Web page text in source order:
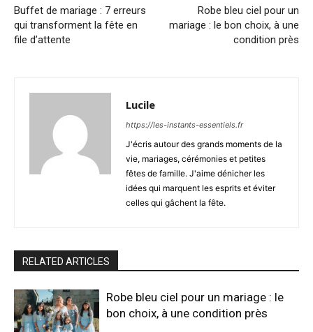
Buffet de mariage : 7 erreurs
qui transforment la fête en
file d’attente
Robe bleu ciel pour un
mariage : le bon choix, à une
condition près
Lucile
https://les-instants-essentiels.fr
J'écris autour des grands moments de la
vie, mariages, cérémonies et petites
fêtes de famille. J'aime dénicher les
idées qui marquent les esprits et éviter
celles qui gâchent la fête.
RELATED ARTICLES
Robe bleu ciel pour un mariage : le
bon choix, à une condition près